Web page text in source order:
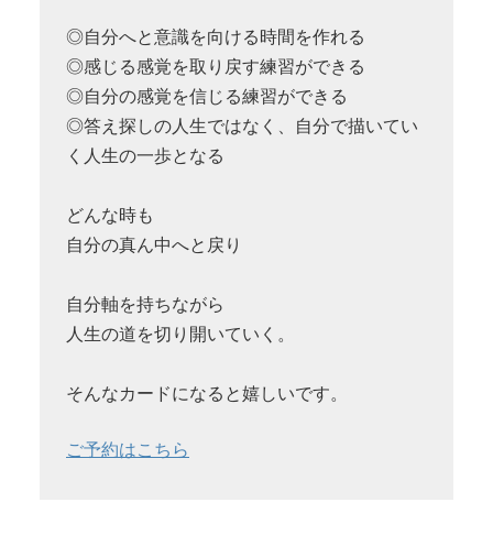
◎自分へと意識を向ける時間を作れる
◎感じる感覚を取り戻す練習ができる
◎自分の感覚を信じる練習ができる
◎答え探しの人生ではなく、自分で描いてい
く人生の一歩となる
どんな時も
自分の真ん中へと戻り
自分軸を持ちながら
人生の道を切り開いていく。
そんなカードになると嬉しいです。
ご予約はこちら